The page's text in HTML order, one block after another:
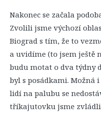
Nakonec se začala
Zvolili jsme výchozí
Biograd s tím, že to
a uvidíme (to jsem ještě
budu motat o dva týdny
byl s posádkami. Možná
lidí na palubu se
tříkajutovku jsme